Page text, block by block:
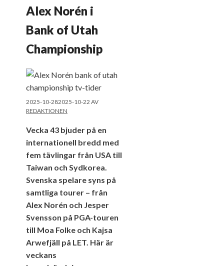
Alex Norén i
Bank of Utah
Championship
2025-10-282025-10-22 AV
REDAKTIONEN
Vecka 43 bjuder på en
internationell bredd med
fem tävlingar från USA till
Taiwan och Sydkorea.
Svenska spelare syns på
samtliga tourer – från
Alex Norén och Jesper
Svensson på PGA-touren
till Moa Folke och Kajsa
Arwefjäll på LET. Här är
veckans